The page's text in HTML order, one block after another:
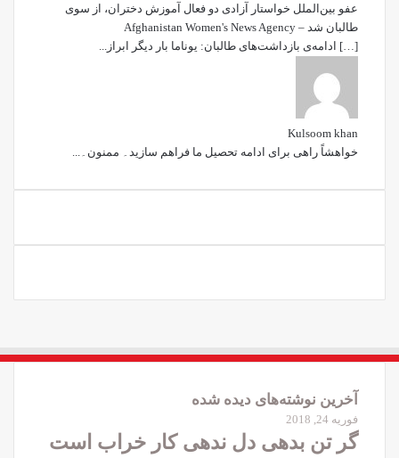
عفو بین‌الملل خواستار آزادی دو فعال آموزش دختران، از سوی
طالبان شد – Afghanistan Women's News Agency
[…] ادامه‌ی بازداشت‌های طالبان: یوناما بار دیگر ابراز...
Kulsoom khan
خواھشاً راھی برای ادامه تحصیل ما فراھم سازید۔ ممنون۔...
آخرین نوشته‌های دیده شده
فوریه 24, 2018
گر تن بدهی دل ندهی کار خراب است